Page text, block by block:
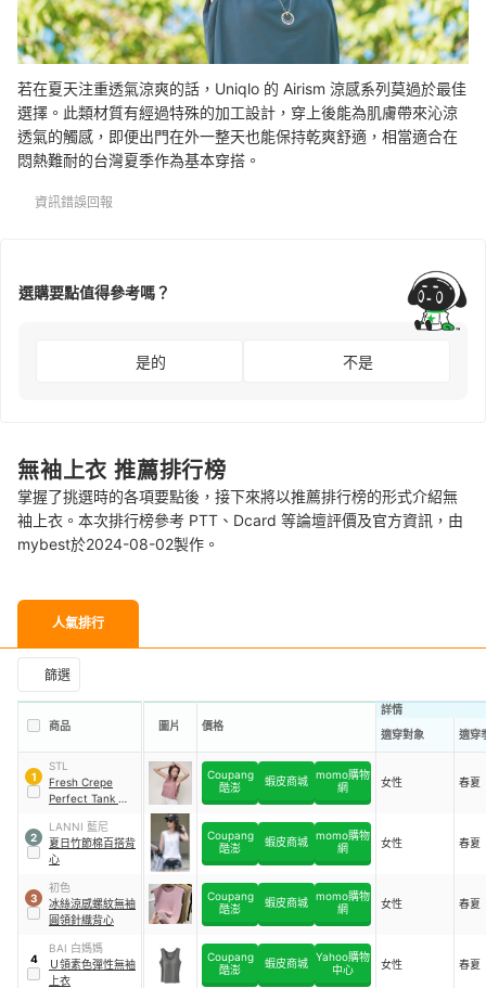
若在夏天注重透氣涼爽的話，Uniqlo 的 Airism 涼感系列莫過於最佳
選擇。此類材質有經過特殊的加工設計，穿上後能為肌膚帶來沁涼
透氣的觸感，即便出門在外一整天也能保持乾爽舒適，相當適合在
悶熱難耐的台灣夏季作為基本穿搭。
資訊錯誤回報
選購要點值得參考嗎？
是的 不是
無袖上衣 推薦排行榜
掌握了挑選時的各項要點後，接下來將以推薦排行榜的形式介紹無
袖上衣。本次排行榜參考 PTT、Dcard 等論壇評價及官方資訊，由
mybest於2024-08-02製作。
人氣排行
篩選
商品 圖片 價格
詳情
適穿對象
適穿
1
STL
Fresh Crepe
Perfect Tank 運
Coupang
酷澎
蝦皮商城 momo購物
網
女性 春夏
2
LANNI 藍尼
夏日竹節棉百搭背
心
Coupang
酷澎
蝦皮商城 momo購物
網
女性 春夏
3
初色
冰絲涼感螺紋無袖
圓領針織背心
Coupang
酷澎
蝦皮商城 momo購物
網
女性 春夏
4
BAI 白媽媽
Ｕ領素色彈性無袖
上衣
Coupang
酷澎
蝦皮商城 Yahoo購物
中心
女性 春夏